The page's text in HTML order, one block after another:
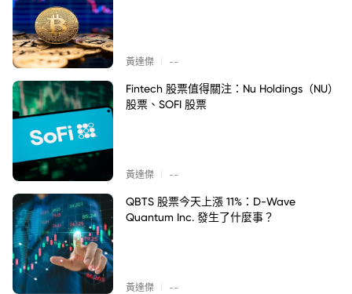
黃達傑 --
Fintech 股票值得關注：Nu Holdings（NU）
股票、SOFI 股票
黃達傑 --
QBTS 股票今天上漲 11%：D-Wave
Quantum Inc. 發生了什麼事？
黃達傑 --